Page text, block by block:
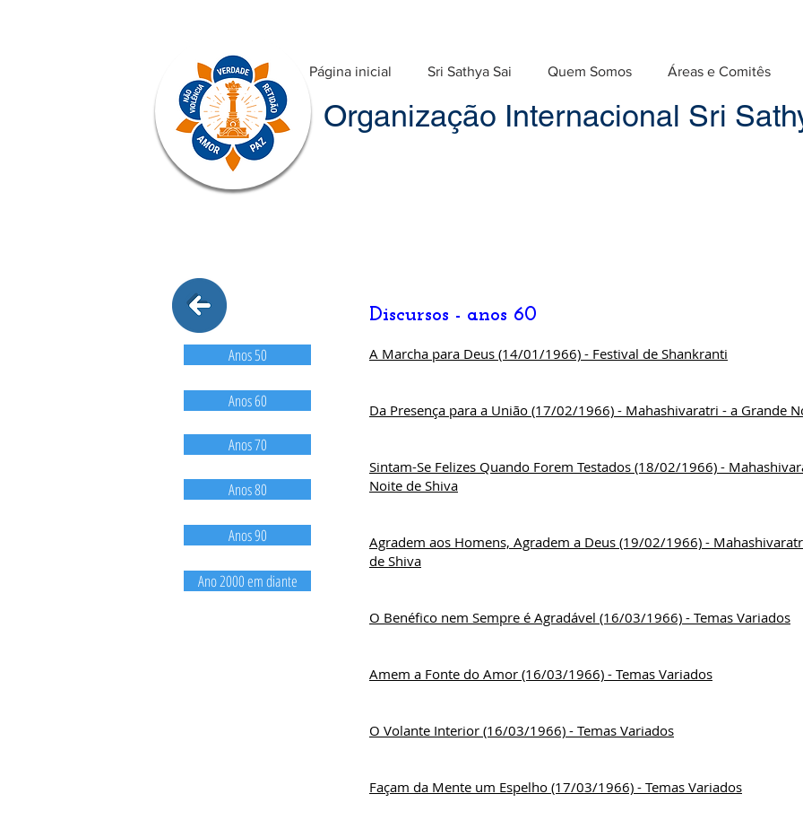
Página inicial Sri Sathya Sai Quem Somos Áreas e Comitês
Organização Internacional Sri
Anos 50
Anos 60
Anos 70
Anos 80
Anos 90
Ano 2000 em diante
Discursos - anos 60
A Marcha para Deus (14/01/1966) - Festival de Shankranti
Da Presença para a União (17/02/1966) - Mahashivaratri - a Grande
Sintam-Se Felizes Quando Forem Testados (18/02/1966) -
Noite de Shiva
Agradem aos Homens, Agradem a Deus (19/02/1966) -
de Shiva
O Benéfico nem Sempre é Agradável (16/03/1966) - Temas Variados
Amem a Fonte do Amor (16/03/1966) - Temas Variados
O Volante Interior (16/03/1966) - Temas Variados
Façam da Mente um Espelho (17/03/1966) - Temas Variados